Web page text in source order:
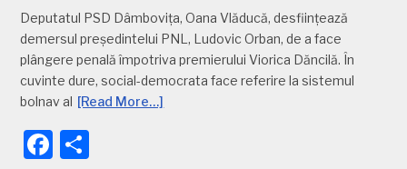
Deputatul PSD Dâmbovița, Oana Vlăducă, desființează
demersul președintelui PNL, Ludovic Orban, de a face
plângere penală împotriva premierului Viorica Dăncilă. În
cuvinte dure, social-democrata face referire la sistemul
bolnav al [Read More…]
Facebook